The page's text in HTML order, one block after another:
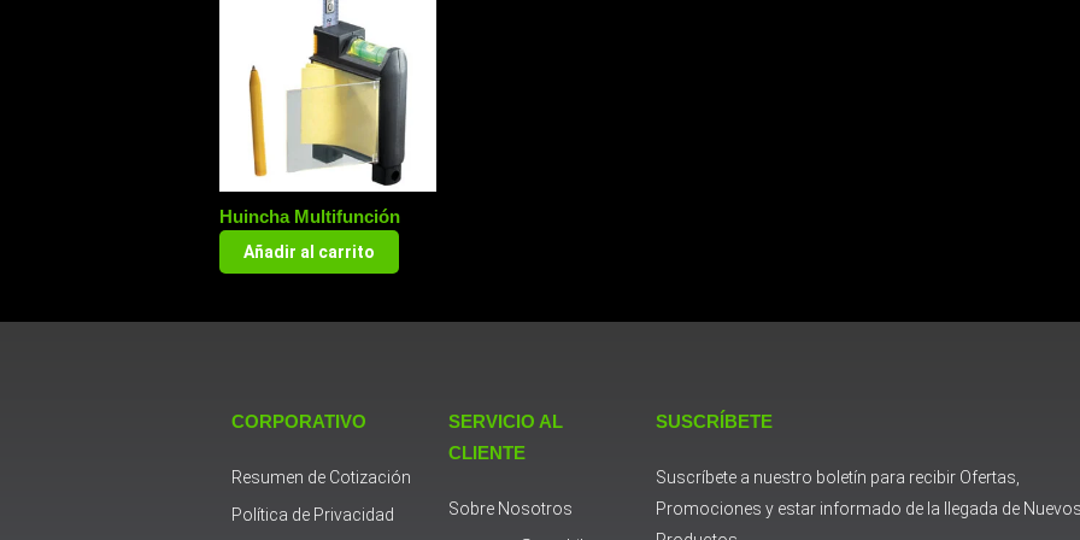
Huincha Multifunción
Añadir al carrito
CORPORATIVO
Resumen de Cotización
Política de Privacidad
SERVICIO AL
CLIENTE
Sobre Nosotros
SUSCRÍBETE
Suscríbete a nuestro boletín para recibir Ofertas,
Promociones y estar informado de la llegada de